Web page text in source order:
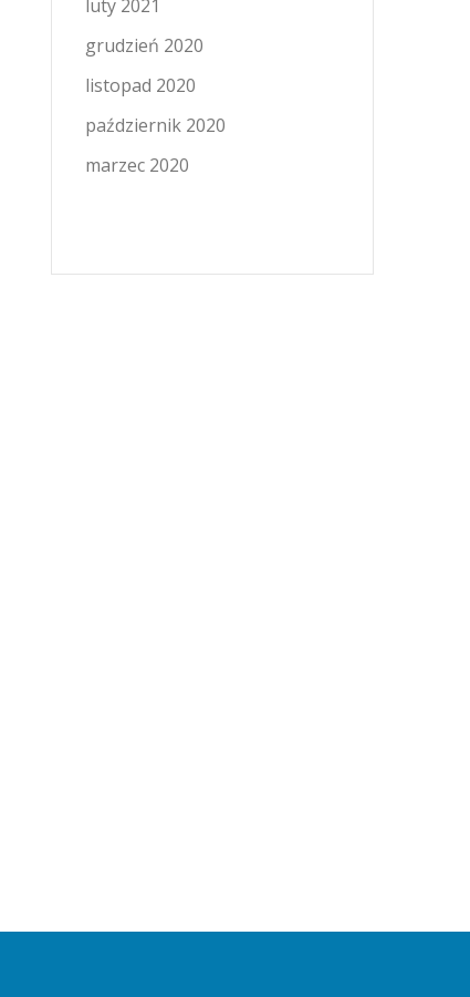
luty 2021
grudzień 2020
listopad 2020
październik 2020
marzec 2020